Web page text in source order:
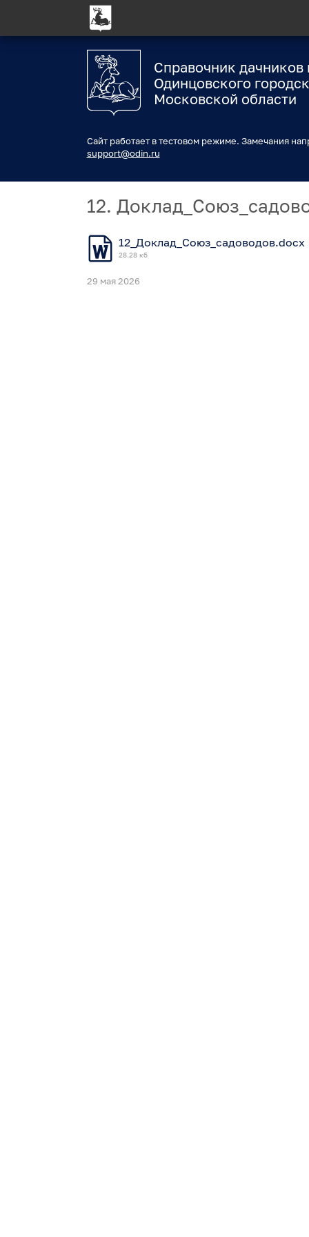
Справочник дачников
Одинцовского
Московской области
Сайт работает в тестовом режиме. Замечания
support@odin.ru
12.
12_Доклад_Союз_садоводов.docx
28.28 кб
29 мая 2026